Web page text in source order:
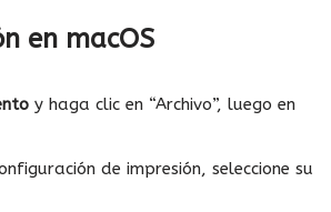
en macOS
y haga clic en “Archivo”, luego en
de impresión, seleccione su